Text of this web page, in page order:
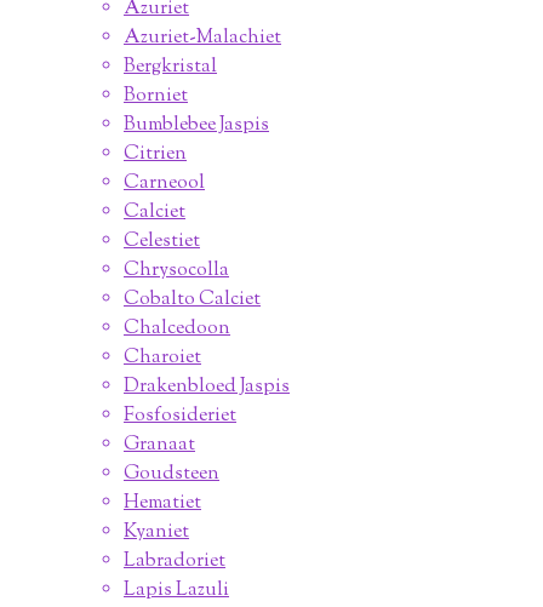
Azuriet
Azuriet-Malachiet
Bergkristal
Borniet
Bumblebee Jaspis
Citrien
Carneool
Calciet
Celestiet
Chrysocolla
Cobalto Calciet
Chalcedoon
Charoiet
Drakenbloed Jaspis
Fosfosideriet
Granaat
Goudsteen
Hematiet
Kyaniet
Labradoriet
Lapis Lazuli